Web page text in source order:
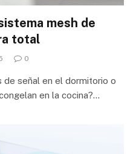
mesh de
total
0
señal en el dormitorio o
en la cocina?…